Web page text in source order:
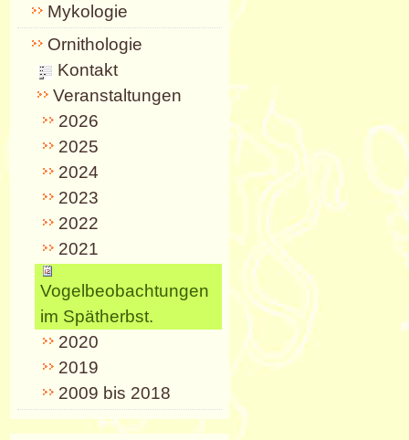
Mykologie
Ornithologie
Kontakt
Veranstaltungen
2026
2025
2024
2023
2022
2021
Vogelbeobachtungen
im Spätherbst.
2020
2019
2009 bis 2018